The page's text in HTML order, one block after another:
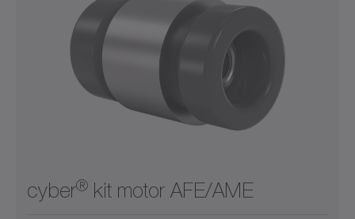
cyber® kit motor AFE/AME